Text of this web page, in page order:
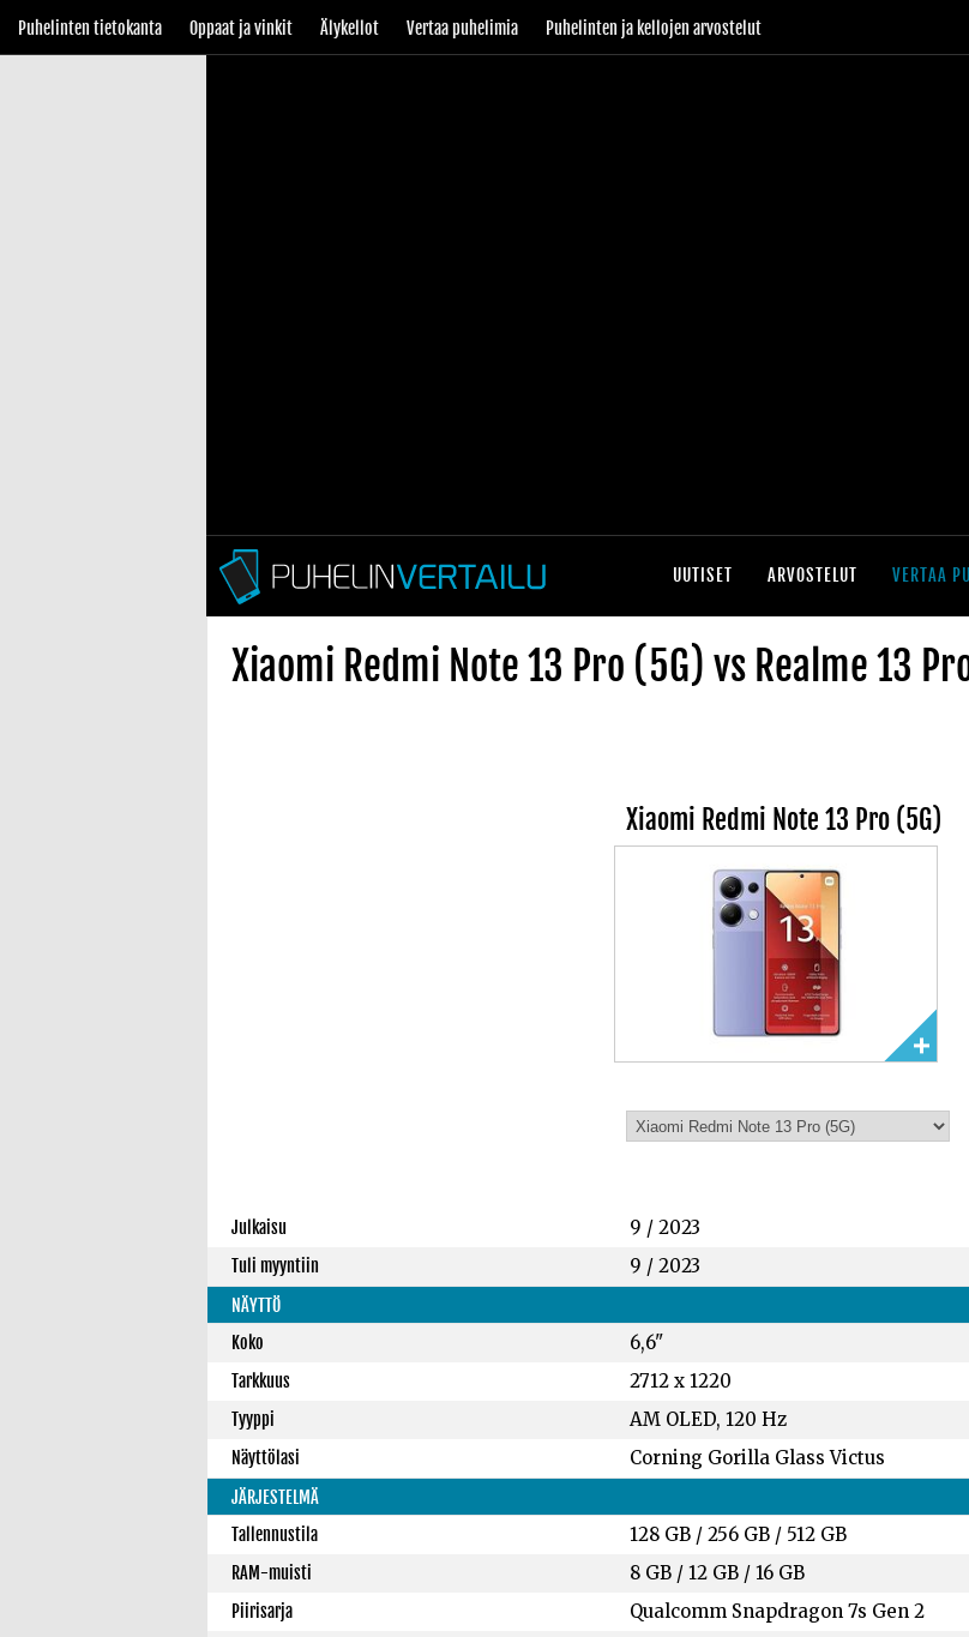
Puhelinten tietokanta Oppaat ja vinkit Älykellot Vertaa puhelimia Puhelinten ja kellojen arvostelut
UUTISET ARVOSTELUT VERTAA
Xiaomi Redmi Note 13 Pro (5G) vs Realme 13
Xiaomi Redmi Note 13 Pro (5G)
Julkaisu 9 / 2023
Tuli myyntiin 9 / 2023
NÄYTTÖ
Koko
6,6"
Tarkkuus 2712 x 1220
Tyyppi AM OLED, 120 Hz
Näyttölasi Corning Gorilla Glass Victus
JÄRJESTELMÄ
Tallennustila
128 GB /256 GB / 512 GB
RAM-muisti 8 GB /12 GB /16 GB
Piirisarja Qualcomm Snapdragon 7s Gen 2